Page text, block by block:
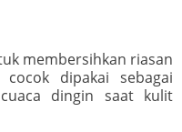
membersihkan riasan
dipakai sebagai
dingin saat kulit